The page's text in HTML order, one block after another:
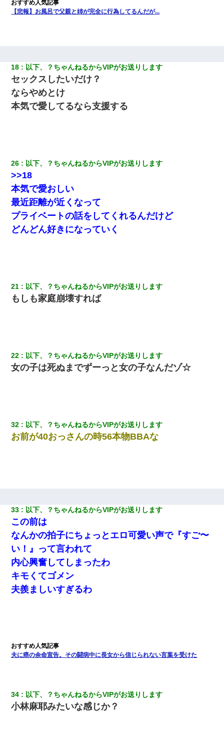
【悲報】お風呂で父親と姉が完全に行為してるんだが...
18 以下、？ちゃんねるからVIPがお送りします
セックスしたいだけ？
ならやめとけ
本気で愛してるなら支援する
26 以下、？ちゃんねるからVIPがお送りします
>>18
本気で愛おしい
最近距離が近くなって
プライベートの話をしてくれるんだけど
どんどん好きになっていく
21 以下、？ちゃんねるからVIPがお送りします
もしも家庭崩壊すれば
22 以下、？ちゃんねるからVIPがお送りします
女の子は死ぬまでずーっと女の子なんだゾ☆
32 以下、？ちゃんねるからVIPがお送りします
お前が40おっさんの時56本物BBAな
33 以下、？ちゃんねるからVIPがお送りします
この前は
なんかの拍子にちょっとエロ可愛い声で『すご〜
い！』って言われて
内心興奮してしまったわ
キモくてゴメン
夫羨ましいすぎるわ
夫に癌の余命宣告。その闘病中に長女から信じられない言葉を受けた
34 以下、？ちゃんねるからVIPがお送りします
小林麻耶みたいな感じか？